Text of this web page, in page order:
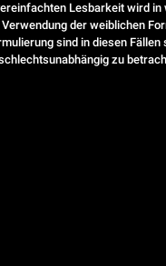
Lesbarkeit wird in
der weiblichen
sind in diesen
zu